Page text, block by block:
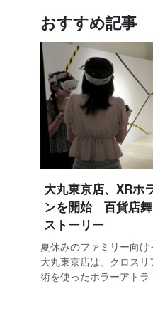
新型
下が
ラス
3カ月
が改
入店
（
べマ
省暮
おすすめ記事
大丸東京店、XRホ
ンを開始 百貨店
ストーリー
夏休みのファミリー向け
大丸東京店は、クロス
術を使ったホラーアトラ